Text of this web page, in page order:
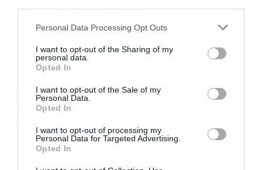
Personal Data Processing Opt Outs
I want to opt-out of the Sharing of my
personal data.
Opted In
I want to opt-out of the Sale of my
Personal Data.
Opted In
I want to opt-out of processing my
Personal Data for Targeted Advertising.
Opted In
υψηλή χοληστερόλη και 4 ευρώ για τα άτομα με
υψηλή αρτηριακή πίεση.
Οι προτάσεις αντιμετώπισης
Σύμφωνα με τον κ. Νικολαρόπουλο, η ελλιπής
συμμόρφωση αποτελεί πραγματικά απειλή για
αντιμετωπιστεί για να μειωθεί το χάσμα μεταξύ
Εγγραφή στο
newsletter
Αποδέχομαι τους